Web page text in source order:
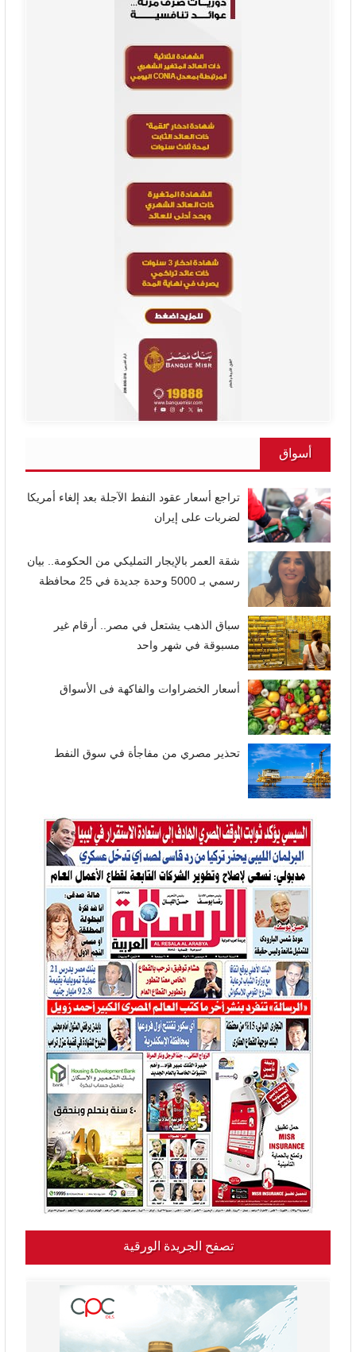
أسواق
تراجع أسعار عقود النفط الآجلة بعد إلغاء أمريكا
لضربات على إيران
شقة العمر بالإيجار التمليكي من الحكومة.. بيان
رسمي بـ 5000 وحدة جديدة في 25 محافظة
سباق الذهب يشتعل في مصر.. أرقام غير
مسبوقة في شهر واحد
أسعار الخضراوات والفاكهة فى الأسواق
تحذير مصري من مفاجأة في سوق النفط
تصفح الجريدة الورقية